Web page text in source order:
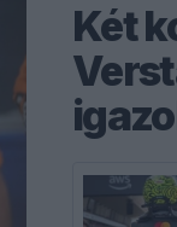
Két